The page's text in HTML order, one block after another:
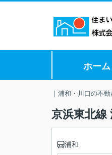
ホーム
｜浦和・川口の不
京浜東北線
浦和